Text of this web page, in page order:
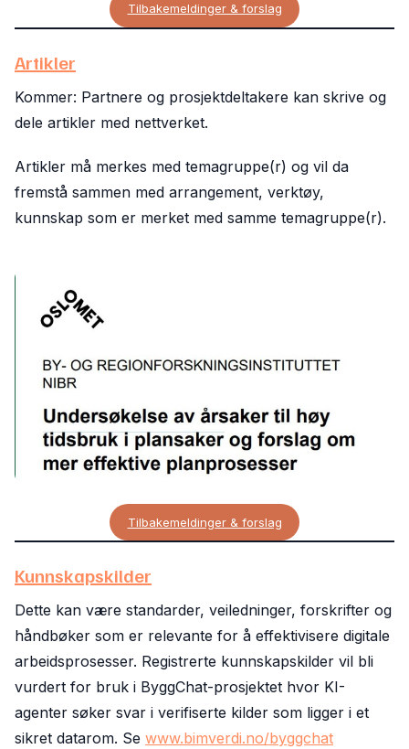
Tilbakemeldinger & forslag
Artikler
Kommer: Partnere og prosjektdeltakere kan skrive og
dele artikler med nettverket.
Artikler må merkes med temagruppe(r) og vil da
fremstå sammen med arrangement, verktøy,
kunnskap som er merket med samme temagruppe(r).
Tilbakemeldinger & forslag
Kunnskapskilder
Dette kan være standarder, veiledninger, forskrifter og
håndbøker som er relevante for å effektivisere digitale
arbeidsprosesser. Registrerte kunnskapskilder vil bli
vurdert for bruk i ByggChat-prosjektet hvor KI-
agenter søker svar i verifiserte kilder som ligger i et
sikret datarom. Se www.bimverdi.no/byggchat